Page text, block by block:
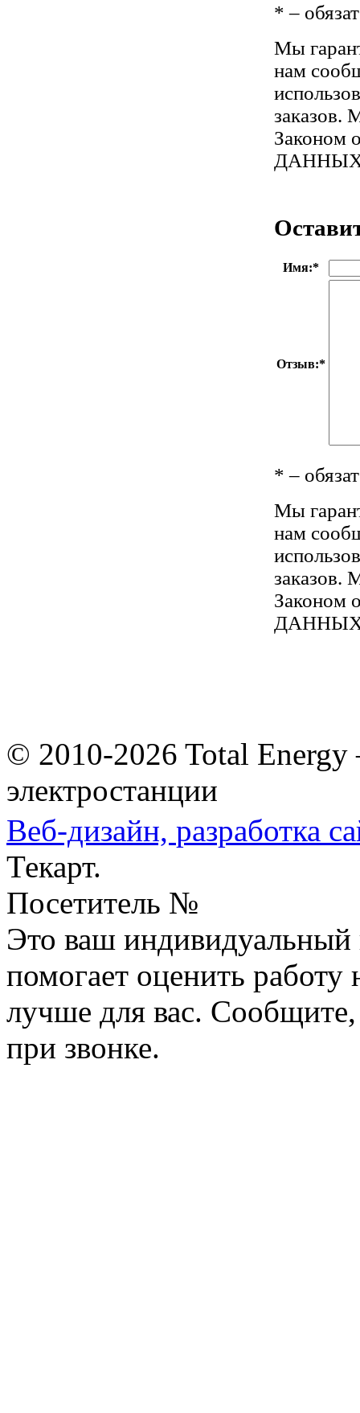
* –
Мы
нам
заказов.
Имя:*
Отзыв:*
* –
Мы
нам
заказов.
© 2010-2026 Total
электростанции
Веб-дизайн, разработка
Текарт.
Посетитель №
Это ваш
помогает оценить работу
лучше для вас.
при звонке.